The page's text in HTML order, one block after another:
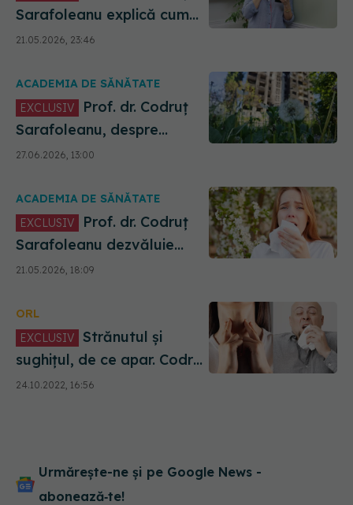
Sarafoleanu explică cum
funcționează aplicația
pentru alergii
21.05.2026, 23:46
ACADEMIA DE SĂNĂTATE
EXCLUSIV
Sarafoleanu, despre
capcanele climatice și
urbane care extind sezonul
27.06.2026, 13:00
ACADEMIA DE SĂNĂTATE
EXCLUSIV
Sarafoleanu dezvăluie
adevărul din spatele
alergiilor sezoniere
21.05.2026, 18:09
ORL
EXCLUSIV
sughițul, de ce apar. Codruț
Sarafoleanu: Sunt deseori
ignorate, dar sunt extrem
circumstanțe, inclusiv,
emoționale
24.10.2022, 16:56
Urmărește-ne și pe Google News -
abonează‑te!